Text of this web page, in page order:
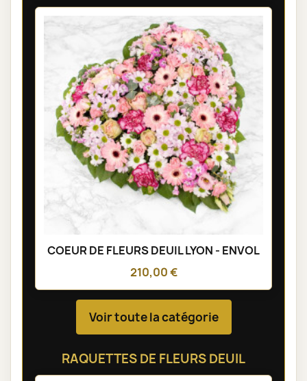
COEUR DE FLEURS DEUIL LYON - ENVOL
210,00 €
Voir toute la catégorie
RAQUETTES DE FLEURS DEUIL